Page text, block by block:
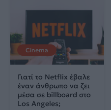
Cinema
Γιατί το Netflix έβαλε
έναν άνθρωπο να ζει
μέσα σε billboard στο
Los Angeles;